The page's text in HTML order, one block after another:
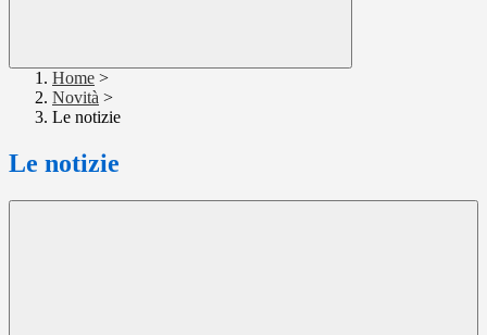
Home >
Novità >
Le notizie
Le notizie